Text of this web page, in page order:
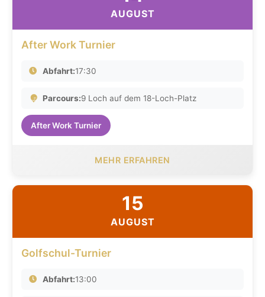
AUGUST
After Work Turnier
Abfahrt:17:30
Parcours:9 Loch auf dem 18-Loch-Platz
After Work Turnier
MEHR ERFAHREN
15
AUGUST
Golfschul-Turnier
Abfahrt:13:00